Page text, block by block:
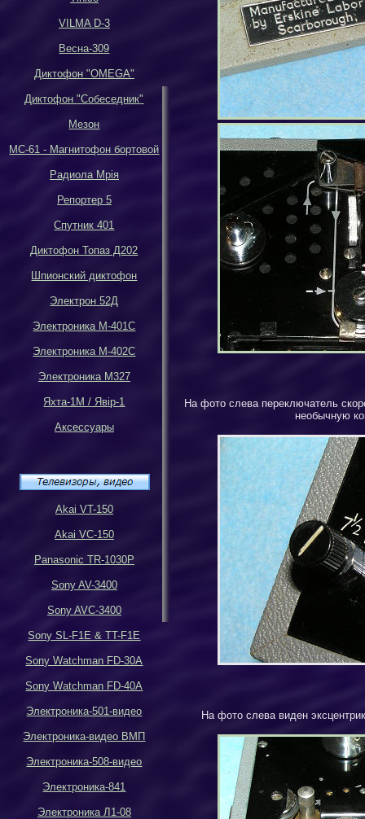
VILMA D-3
Весна-309
Диктофон "OMEGA"
Диктофон"Собеседник"
Мезон
МС-61 - Магнитофон бортовой
Радиола Мрiя
Репортер 5
Спутник 401
Диктофон Топаз Д202
Шпионский диктофон
Электрон 52Д
Электроника М-401С
Электроника М-402С
Электроника М327
Яхта-1М/ Явiр-1
Аксессуары
Akai VT-150
Akai VC-150
Panasonic TR-1030P
Sony AV-3400
Sony AVC-3400
Sony SL-F1E & TT-F1E
Sony Watchman FD-30A
Sony Watchman FD-40A
Электроника-501-видео
Электроника-видео ВМП
Электроника-508-видео
Электроника-841
Электроника Л1-08
На фото слева переключатель
необычную
На фото слева виден